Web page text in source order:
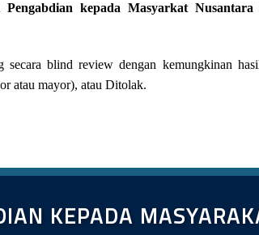
Pengabdian kepada Masyarkat Nusantara
blind review dengan kemungkinan
atau mayor), atau Ditolak.
KEPADA